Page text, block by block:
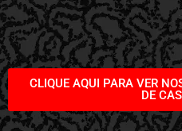
CLIQUE AQUI PARA VER
DE